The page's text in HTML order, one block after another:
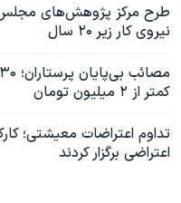
نیروی کار زیر ۲۰ سال
کمتر از ۲ میلیون تومان
تداوم اعتراضات معیشتی؛
اعتراضی برگزار کردند